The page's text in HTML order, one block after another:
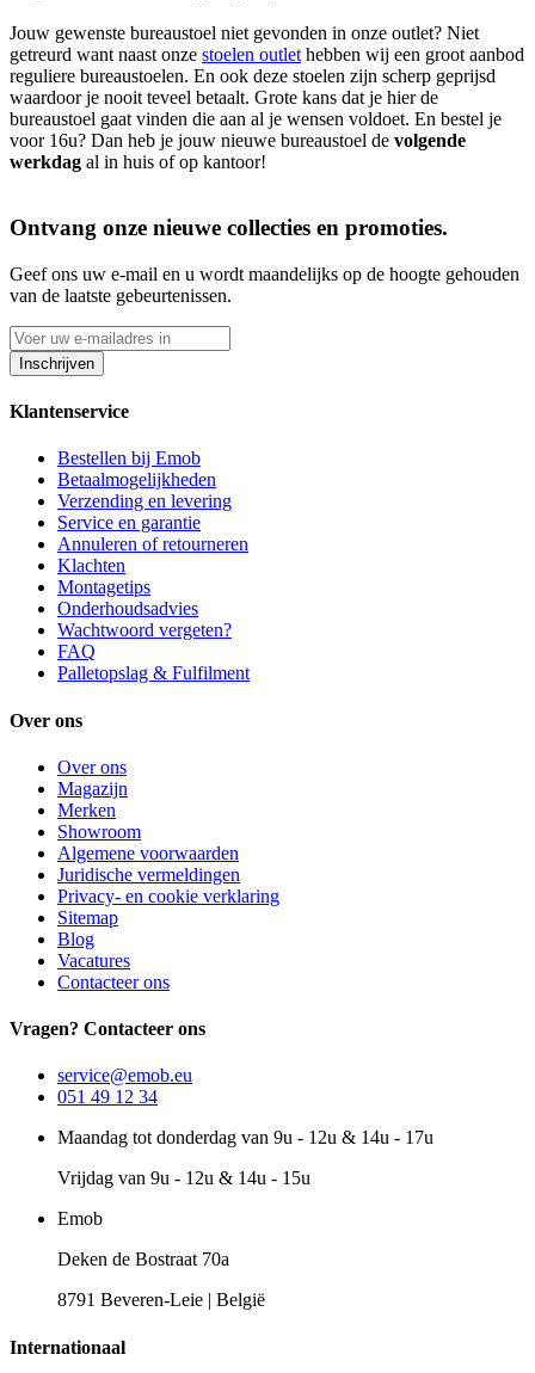
Jouw gewenste bureaustoel niet gevonden in onze outlet? Niet
getreurd want naast onze stoelen outlethebben wij een groot aanbod
reguliere bureaustoelen. En ook deze stoelen zijn scherp geprijsd
waardoor je nooit teveel betaalt. Grote kans dat je hier de
bureaustoel gaat vinden die aan al je wensen voldoet. En bestel je
voor 16u? Dan heb je jouw nieuwe bureaustoel de volgende
werkdag al in huis of op kantoor!
Ontvang onze nieuwe collecties en promoties.
Geef ons uw e-mail en u wordt maandelijks op de hoogte gehouden
van de laatste gebeurtenissen.
Inschrijven
Klantenservice
Bestellen bij Emob
Betaalmogelijkheden
Verzending en levering
Service en garantie
Annuleren of retourneren
Klachten
Montagetips
Onderhoudsadvies
Wachtwoord vergeten?
FAQ
Palletopslag & Fulfilment
Over ons
Over ons
Magazijn
Merken
Showroom
Algemene voorwaarden
Juridische vermeldingen
Privacy- en cookie verklaring
Sitemap
Blog
Vacatures
Contacteer ons
Vragen? Contacteer ons
service@emob.eu
051 49 12 34
Maandag tot donderdag van 9u - 12u & 14u - 17u
Vrijdag van 9u - 12u & 14u - 15u
Emob
Deken de Bostraat 70a
8791 Beveren-Leie | België
Internationaal